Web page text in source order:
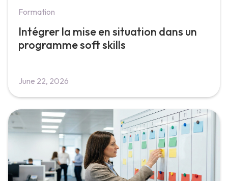
Formation
Intégrer la mise en situation dans un
programme soft skills
June 22, 2026